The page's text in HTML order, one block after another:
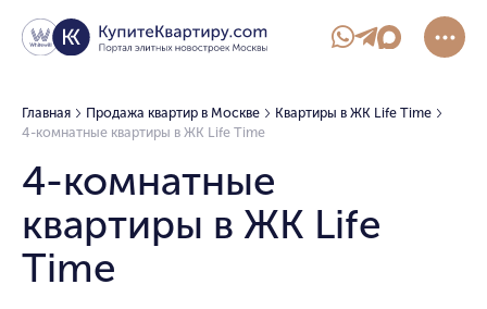
Главная Продажа квартир в Москве
Квартиры в ЖК Life Time
4-комнатные квартиры в ЖК Life Time
4-комнатные
квартиры в ЖК Life
Time